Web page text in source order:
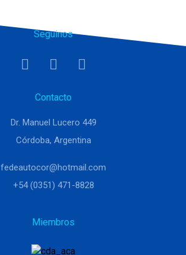
Seguinos
Contacto
Dr. Manuel Lucero 449
Córdoba, Argentina
fedeautocor@hotmail.com
+54 (0351) 471-8828
Miembros